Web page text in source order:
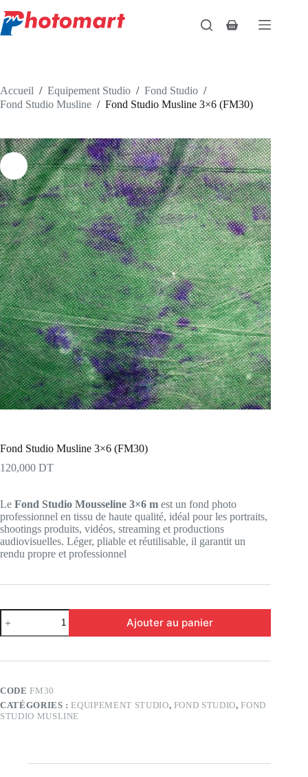
au
contenu
Panier
Accueil / Equipement Studio / Fond Studio /
Fond Studio Musline / Fond Studio Musline 3×6 (FM30)
Fond Studio Musline 3×6 (FM30)
120,000 DT
Le Fond Studio Mousseline 3×6 m est un fond photo
professionnel en tissu de haute qualité, idéal pour les portraits,
shootings produits, vidéos, streaming et productions
audiovisuelles. Léger, pliable et réutilisable, il garantit un
rendu propre et professionnel
quantité
de
Fond
Musline
Ajouter au panier
CODEFM30
CATÉGORIES :EQUIPEMENT STUDIO, FOND STUDIO,FOND
STUDIO MUSLINE